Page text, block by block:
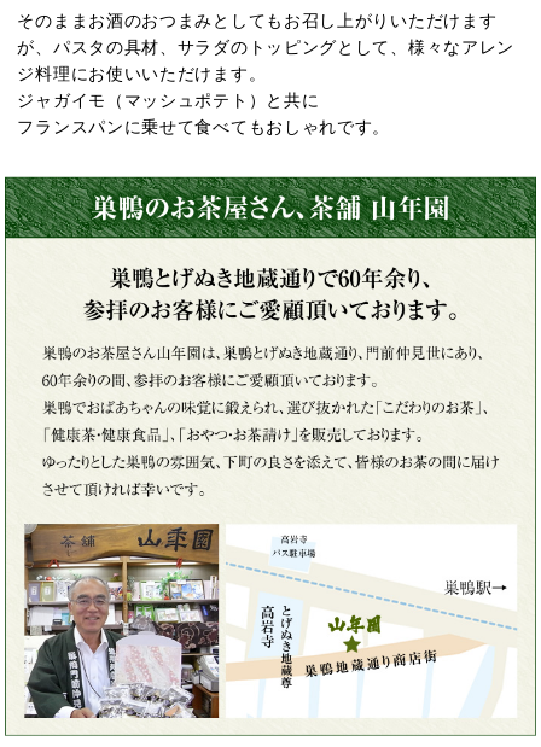
そのままお酒のおつまみとしてもお召し上がりいただけます
が、パスタの具材、サラダのトッピングとして、様々なアレン
ジ料理にお使いいただけます。
ジャガイモ（マッシュポテト）と共に
フランスパンに乗せて食べてもおしゃれです。